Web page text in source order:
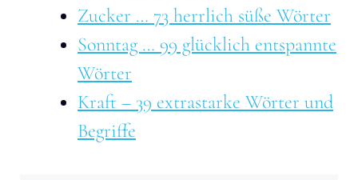
Zucker … 73 herrlich süße Wörter
Sonntag … 99 glücklich entspannte
Wörter
Kraft – 39 extrastarke Wörter und
Begriffe